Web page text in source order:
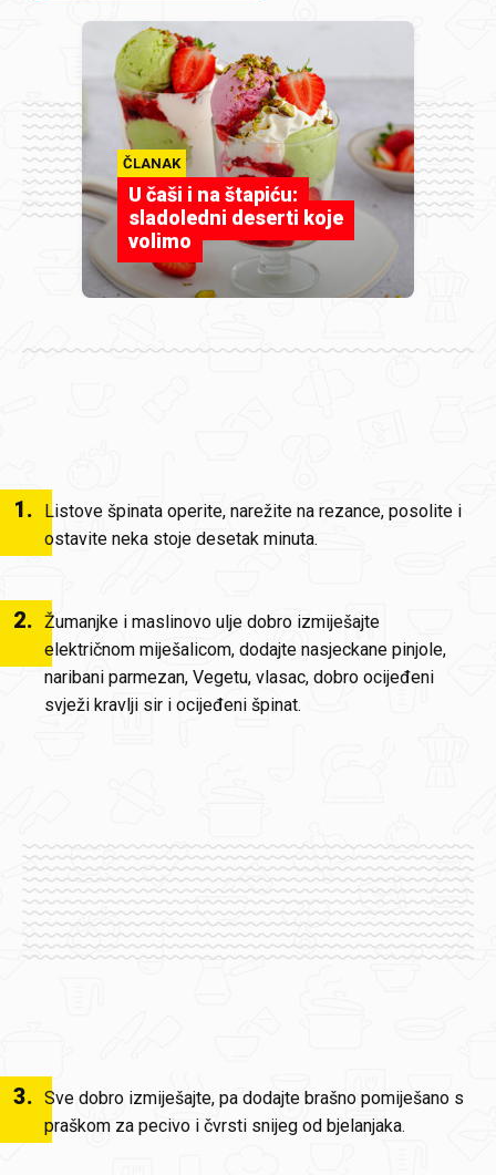
ČLANAK
U čaši i na štapiću:
sladoledni deserti koje
volimo
1.
Listove špinata operite, narežite na rezance, posolite i
ostavite neka stoje desetak minuta.
2. Žumanjke i maslinovo ulje dobro izmiješajte
električnom miješalicom, dodajte nasjeckane pinjole,
naribani parmezan, Vegetu, vlasac, dobro ocijeđeni
svježi kravlji sir i ocijeđeni špinat.
3. Sve dobro izmiješajte, pa dodajte brašno pomiješano s
praškom za pecivo i čvrsti snijeg od bjelanjaka.